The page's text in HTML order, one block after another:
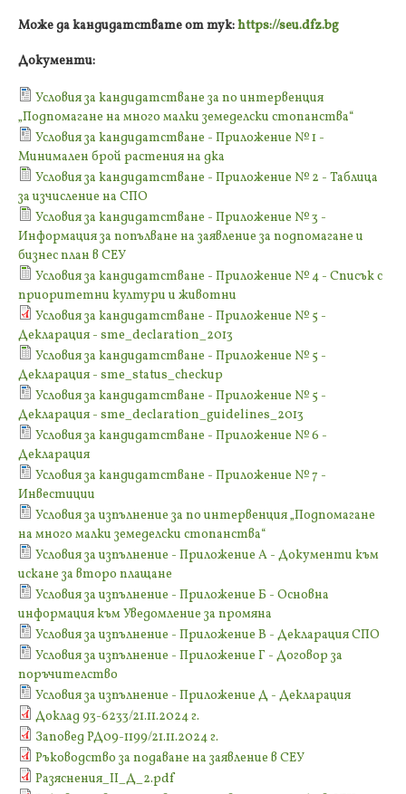
Може да кандидатствате от тук:https://seu.dfz.bg
Документи:
Условия за кандидатстване за по интервенция
„Подпомагане на много малки земеделски стопанства“
Условия за кандидатстване - Приложение № 1 -
Минимален брой растения на дка
Условия за кандидатстване - Приложение № 2 - Таблица
за изчисление на СПО
Условия за кандидатстване - Приложение № 3 -
Информация за попълване на заявление за подпомагане и
бизнес план в СЕУ
Условия за кандидатстване - Приложение № 4 - Списък с
приоритетни култури и животни
Условия за кандидатстване - Приложение № 5 -
Декларация - sme_declaration_2013
Условия за кандидатстване - Приложение № 5 -
Декларация - sme_status_checkup
Условия за кандидатстване - Приложение № 5 -
Декларация - sme_declaration_guidelines_2013
Условия за кандидатстване - Приложение № 6 -
Декларация
Условия за кандидатстване - Приложение № 7 -
Инвестиции
Условия за изпълнение за по интервенция „Подпомагане
на много малки земеделски стопанства“
Условия за изпълнение - Приложение А - Документи към
искане за второ плащане
Условия за изпълнение - Приложение Б - Основна
информация към Уведомление за промяна
Условия за изпълнение - Приложение В - Декларация СПО
Условия за изпълнение - Приложение Г - Договор за
поръчителство
Условия за изпълнение - Приложение Д - Декларация
Доклад 93-6233/21.11.2024 г.
Заповед РД09-1199/21.11.2024 г.
Ръководство за подаване на заявление в СЕУ
Разяснения_II_Д_2.pdf